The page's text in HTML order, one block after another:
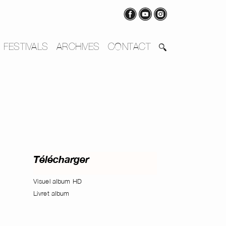
FESTIVALS ARCHIVES CONTACT
Télécharger
Visuel album HD
Livret album